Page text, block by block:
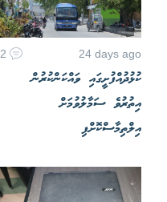
24 days ago
2
ކުޅުދުއްފުށީގައި ވައްކަންކުރުން
އިތުރުވެ ސަމާލުވުމަށް
އިލްތިމާސްކޮށްފި